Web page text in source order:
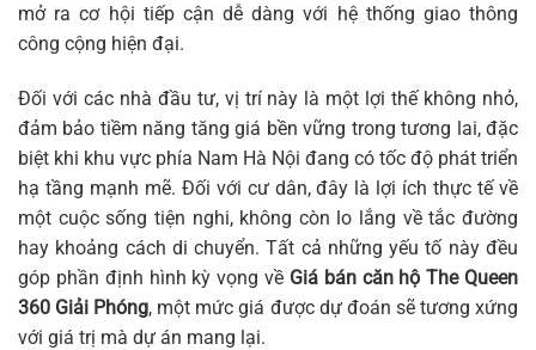
mở ra cơ hội tiếp cận dễ dàng với hệ thống giao thông
công cộng hiện đại.
Đối với các nhà đầu tư, vị trí này là một lợi thế không nhỏ,
đảm bảo tiềm năng tăng giá bền vững trong tương lai, đặc
biệt khi khu vực phía Nam Hà Nội đang có tốc độ phát triển
hạ tầng mạnh mẽ. Đối với cư dân, đây là lợi ích thực tế về
một cuộc sống tiện nghi, không còn lo lắng về tắc đường
hay khoảng cách di chuyển. Tất cả những yếu tố này đều
góp phần định hình kỳ vọng về Giá bán căn hộ The Queen
360 Giải Phóng, một mức giá được dự đoán sẽ tương xứng
với giá trị mà dự án mang lại.